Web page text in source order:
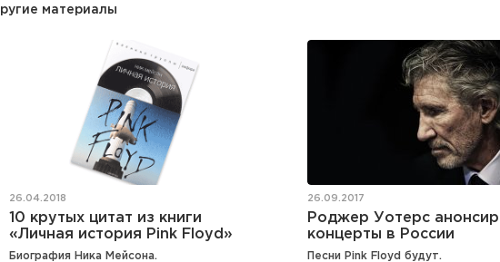
материалы
26.04.2018
10 крутых цитат из книги
«Личная история Pink Floyd»
Биография Ника Мейсона.
26.09.2017
Роджер Уотерс
концерты в России
Песни Pink Floyd будут.